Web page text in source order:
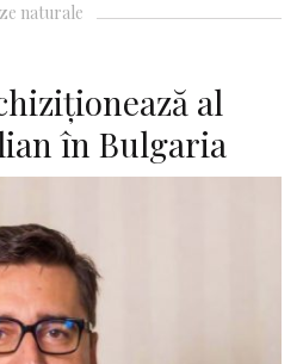
naturale
al
în Bulgaria